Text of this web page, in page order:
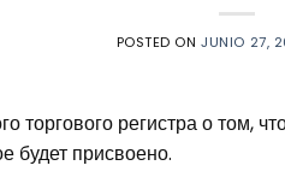
POSTED ONJUNIO 27,
регистра о том,
будет присвоено.